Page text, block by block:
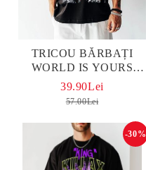
TRICOU BĂRBAȚI
WORLD IS YOURS
OVERSIZED
39.90Lei
57.00Lei
-30%